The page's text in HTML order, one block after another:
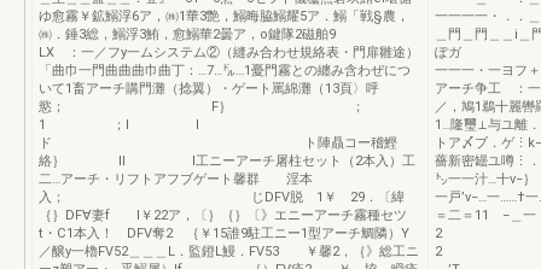
ゆ愈霧￥鉱鰯浮6ア，㈱1華3艶，鰯晦脇鰯耀5ア．鰯「戦§農，
㈱．錘3総，鰯浮3鮪，愈鰯華2曇ア，o鍵隊2磁舶9
LX ：一／フy一ムシステム②（縫み合わせ規絡表・門扉雛途）
「曲巾一門曲曲曲巾曲丁：…7…㌦…1憂門霧との纏み含わぜにつ
いて1畜アーチ購門灘（捻翼）・ゲート罵綿灘（13頁〉呼
慾； F｝ ；
1 ；l l
ド ト陣贔コー稽鰹
絡｝ ll l工ニーアーチ屠柱セット（2本入）工
二…アーチ・リフトアフブゲート馨群 淫本
入； じDFV脱 1￥ 29．〔緯
｛｝DF∀妻f I￥22ア，〔｝｛｝〔》エニーアーチ霧種セツ
t・C1本入！ DFV奪2 ｛￥15誰9駐工ニー1型アーチ鯛隣）Y
／醸y一櫓FV52＿＿＿L．監鐙L鰻．FV53 ￥馨2，｛》総工ニ
一一一一・．
＿門＿門
ぽガ 1 l l
一一一・一ヨ
アーチ争工 ：一
／，鳩1鵜十麗轡
1…隆璽⊥与ユ離
トア〆ブ．ゲ
薔新密罎ユ噂⋮
㌧一一汁…十v−
一戸’v−…一
＝二＝11 −
2 茸
2